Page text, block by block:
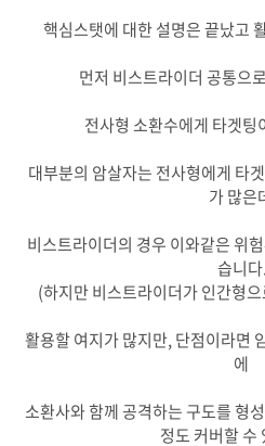
핵심스탯에 대한 설명은 끝났고
먼저 비스트라이더 공통으
전사형 소환수에게 타겟팅
대부분의 암살자는 전사형에게 타
가 많은
비스트라이더의 경우 이와같은 위
습니다.
(하지만 비스트라이더가 인간형
활용할 여지가 많지만, 단점이라면
에
소환사와 함께 공격하는 구도를 형
정도 커버할 수